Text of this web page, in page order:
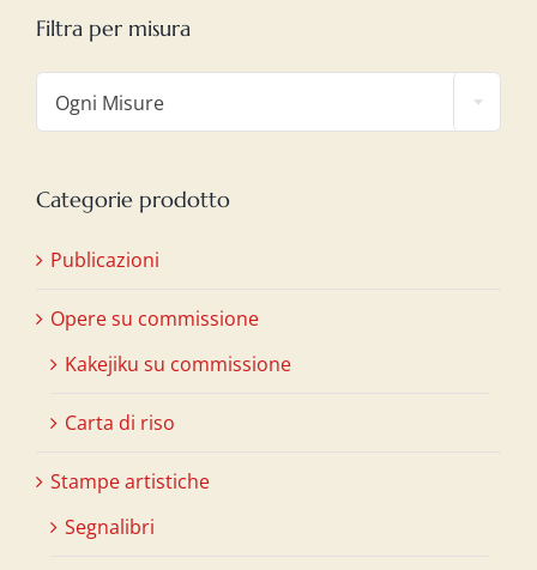
Filtra per misura
Ogni Misure
Categorie prodotto
Publicazioni
Opere su commissione
Kakejiku su commissione
Carta di riso
Stampe artistiche
Segnalibri